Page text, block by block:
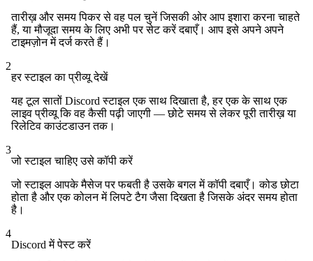
तारीख़ और समय पिकर से वह पल चुनें जिसकी ओर आप इशारा करना चाहते
हैं, या मौजूदा समय के लिए अभी पर सेट करें दबाएँ। आप इसे अपने अपने
टाइमज़ोन में दर्ज करते हैं।
2
हर स्टाइल का प्रीव्यू देखें
यह टूल सातों Discord स्टाइल एक साथ दिखाता है, हर एक के साथ एक
लाइव प्रीव्यू कि वह कैसी पढ़ी जाएगी — छोटे समय से लेकर पूरी तारीख़ या
रिलेटिव काउंटडाउन तक।
3
जो स्टाइल चाहिए उसे कॉपी करें
जो स्टाइल आपके मैसेज पर फबती है उसके बगल में कॉपी दबाएँ। कोड छोटा
होता है और एक कोलन में लिपटे टैग जैसा दिखता है जिसके अंदर समय होता
है।
4
Discord में पेस्ट करें